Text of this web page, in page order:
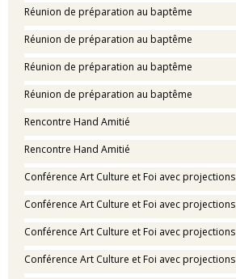
Réunion de préparation au baptême
Réunion de préparation au baptême
Réunion de préparation au baptême
Réunion de préparation au baptême
Rencontre Hand Amitié
Rencontre Hand Amitié
Conférence Art Culture et Foi avec projections
Conférence Art Culture et Foi avec projections
Conférence Art Culture et Foi avec projections
Conférence Art Culture et Foi avec projections